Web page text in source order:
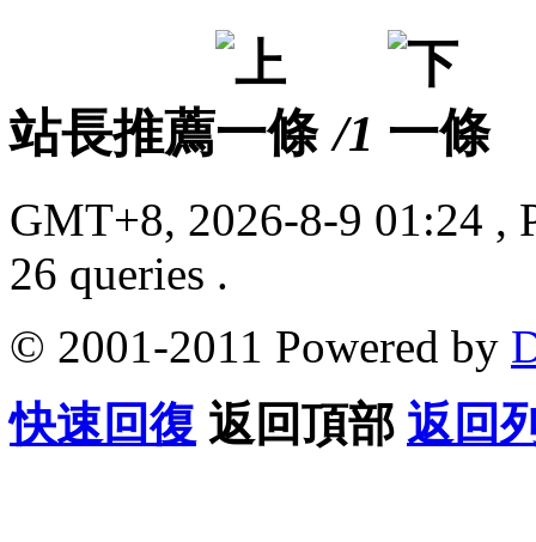
站長推薦 /1
GMT+8, 2026-8-9 01:24 ,
26 queries .
© 2001-2011 Powered by
快速回復 返回頂部 返回